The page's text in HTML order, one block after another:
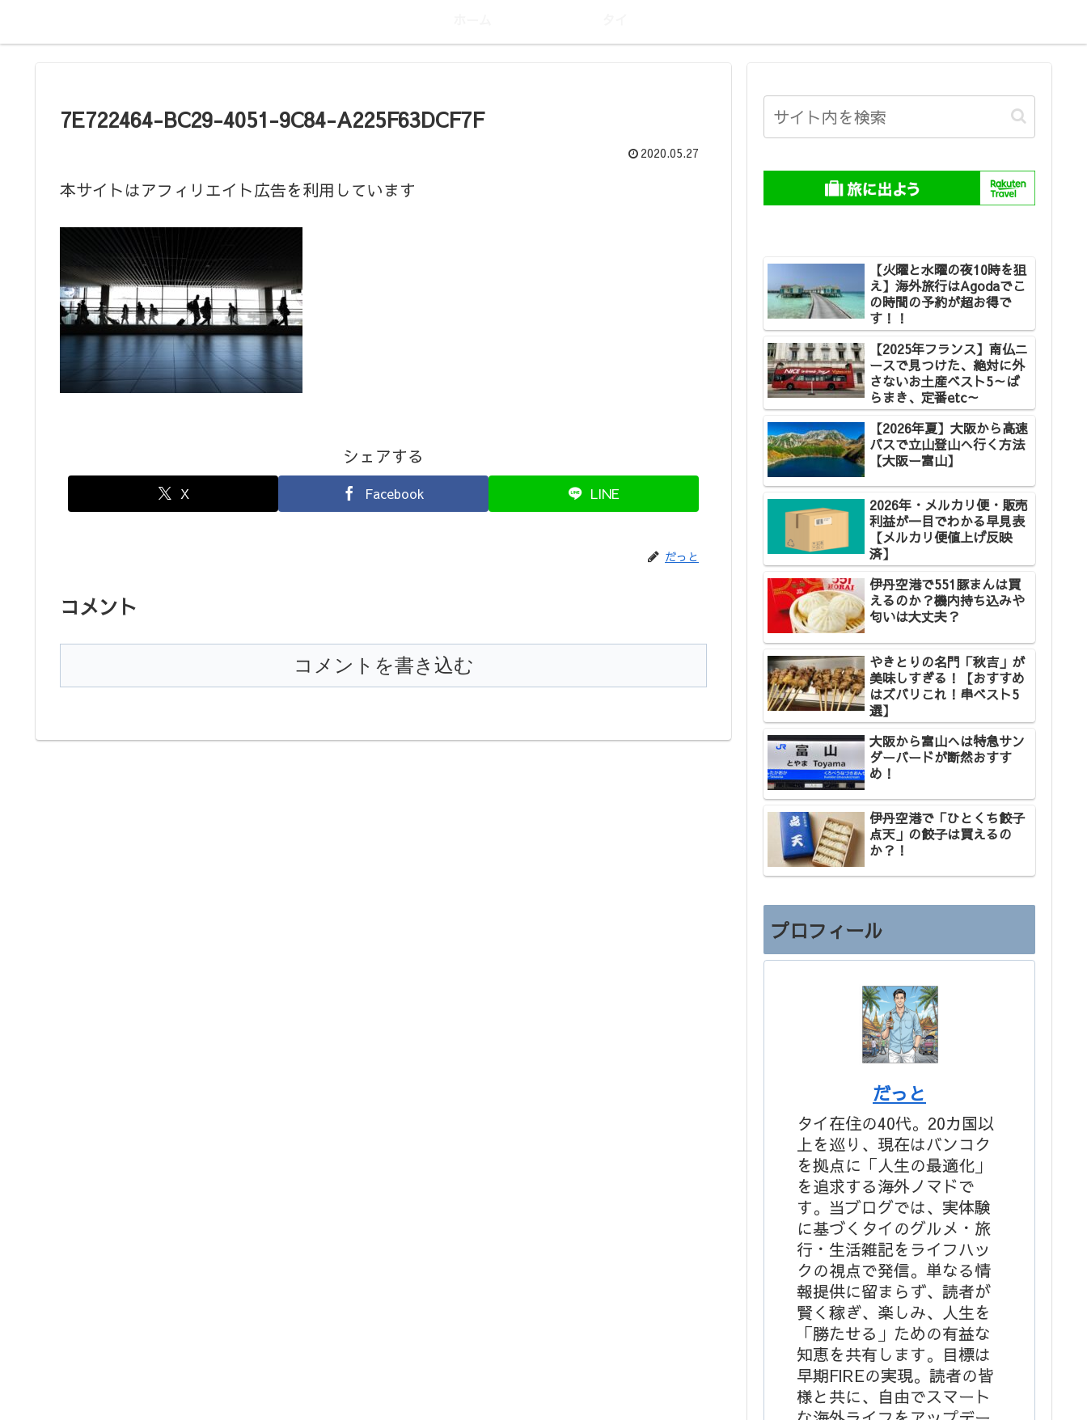
7E722464-BC29-4051-9C84-A225F63DCF7F
2020.05.27
本サイトはアフィリエイト広告を利用しています
シェアする
X Facebook LINE
だっと
コメント
コメントを書き込む
【火曜と水曜の夜10時を狙
え】海外旅行はAgodaでこ
の時間の予約が超お得で
す！！
【2025年フランス】南仏ニ
ースで見つけた、絶対に外
さないお土産ベスト5～ば
らまき、定番etc～
【2026年夏】大阪から高速
バスで立山登山へ行く方法
【大阪ー富山】
2026年・メルカリ便・販売
利益が一目でわかる早見表
【メルカリ便値上げ反映
済】
伊丹空港で551豚まんは買
えるのか？機内持ち込みや
匂いは大丈夫？
やきとりの名門「秋吉」が
美味しすぎる！【おすすめ
はズバリこれ！串ベスト5
選】
大阪から富山へは特急サン
ダーバードが断然おすす
め！
伊丹空港で「ひとくち餃子
点天」の餃子は買えるの
か？！
プロフィール
だっと
タイ在住の40代。20カ国以
上を巡り、現在はバンコク
を拠点に「人生の最適化」
を追求する海外ノマドで
す。当ブログでは、実体験
に基づくタイのグルメ・旅
行・生活雑記をライフハッ
クの視点で発信。単なる情
報提供に留まらず、読者が
賢く稼ぎ、楽しみ、人生を
「勝たせる」ための有益な
知恵を共有します。目標は
早期FIREの実現。読者の皆
様と共に、自由でスマート